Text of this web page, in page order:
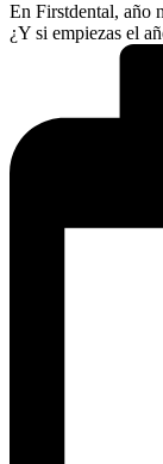
En Firstdental, año
¿Y si empiezas el